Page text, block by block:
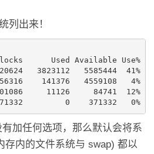
列出来！
Used Available Use%
3823112   5585444  41% /
141376   4559108   4% /
11126     84741  12% /
加任何选项，那么默认会将系
存内的文件系统与 swap) 都以